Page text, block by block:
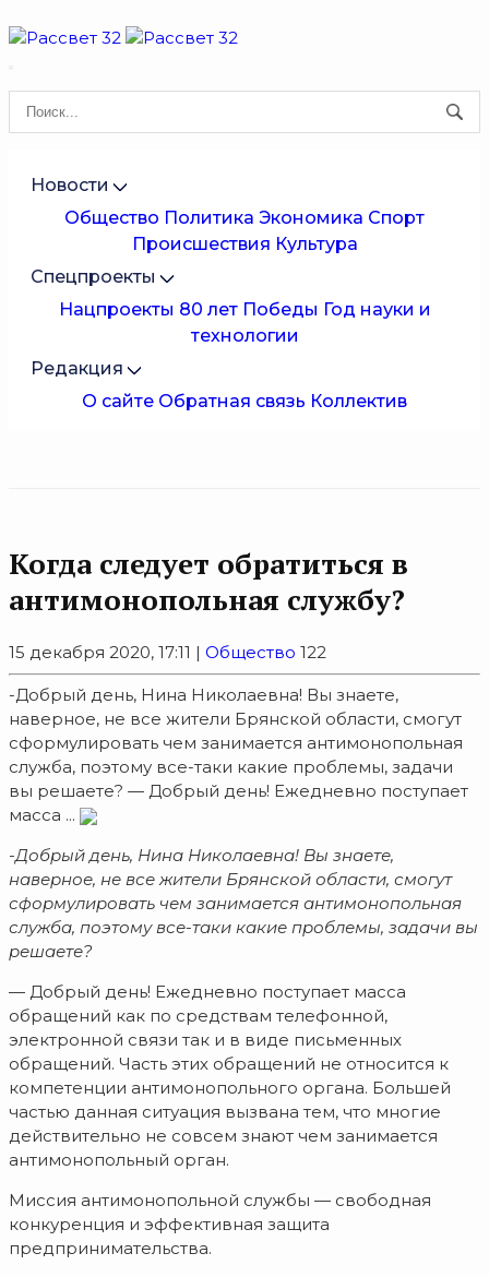
Новости
Общество Политика Экономика Спорт
Происшествия Культура
Спецпроекты
Нацпроекты 80 лет Победы Год науки и
технологии
Редакция
О сайте Обратная связь Коллектив
Когда следует обратиться в
антимонопольная службу?
15 декабря 2020, 17:11 | Общество 122
-Добрый день, Нина Николаевна! Вы знаете,
наверное, не все жители Брянской области, смогут
сформулировать чем занимается антимонопольная
служба, поэтому все-таки какие проблемы, задачи
вы решаете? — Добрый день! Ежедневно поступает
масса ...
-Добрый день, Нина Николаевна! Вы знаете,
наверное, не все жители Брянской области, смогут
сформулировать чем занимается антимонопольная
служба, поэтому все-таки какие проблемы, задачи вы
решаете?
— Добрый день! Ежедневно поступает масса
обращений как по средствам телефонной,
электронной связи так и в виде письменных
обращений. Часть этих обращений не относится к
компетенции антимонопольного органа. Большей
частью данная ситуация вызвана тем, что многие
действительно не совсем знают чем занимается
антимонопольный орган.
Миссия антимонопольной службы — свободная
конкуренция и эффективная защита
предпринимательства.